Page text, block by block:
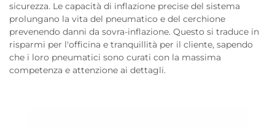
sicurezza. Le capacità di inflazione precise del sistema
prolungano la vita del pneumatico e del cerchione
prevenendo danni da sovra-inflazione. Questo si traduce in
risparmi per l'officina e tranquillità per il cliente, sapendo
che i loro pneumatici sono curati con la massima
competenza e attenzione ai dettagli.